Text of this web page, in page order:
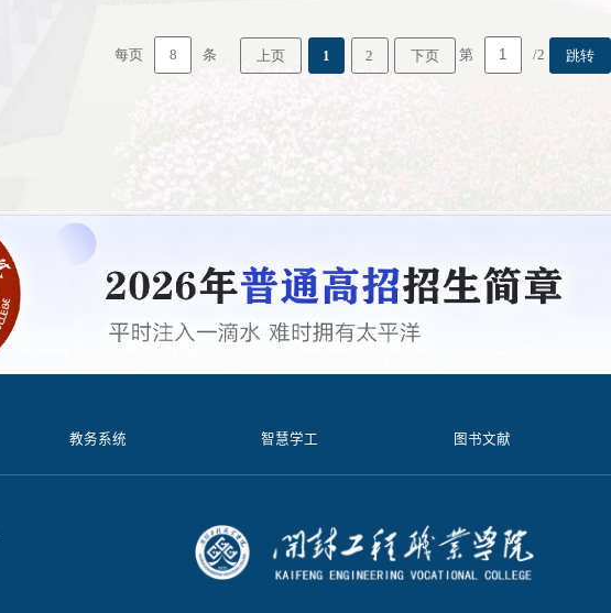
每页 8 条 上页 1 2 下页 第 /2 跳转
教务系统 智慧学工 图书文献